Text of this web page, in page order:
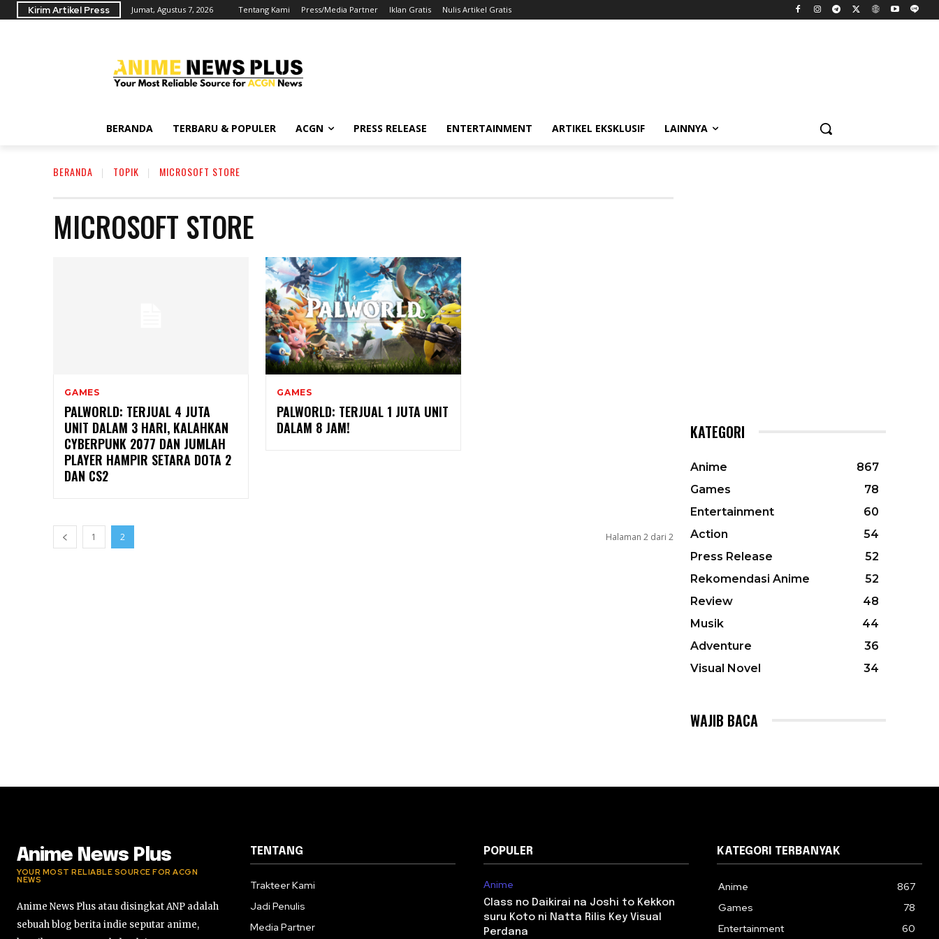
Kirim Artikel Press Jumat, Agustus 7, 2026 Tentang Kami Press/Media Partner Iklan Gratis Nulis Artikel Gratis
BERANDA TERBARU & POPULER ACGN PRESS RELEASE ENTERTAINMENT ARTIKEL EKSKLUSIF LAINNYA
BERANDA TOPIK MICROSOFT STORE
MICROSOFT STORE
GAMES
PALWORLD: TERJUAL 4 JUTA
UNIT DALAM 3 HARI, KALAHKAN
CYBERPUNK 2077 DAN JUMLAH
PLAYER HAMPIR SETARA DOTA 2
DAN CS2
GAMES
PALWORLD: TERJUAL 1 JUTA UNIT
DALAM 8 JAM!
1 2 Halaman 2 dari 2
KATEGORI
Anime
867
Games
78
Entertainment
60
Action
54
Press Release
52
Rekomendasi Anime
52
Review
48
Musik
44
Adventure
36
Visual Novel
34
WAJIB BACA
Anime News Plus
YOUR MOST RELIABLE SOURCE FOR ACGN
NEWS
Anime News Plus atau disingkat ANP adalah
sebuah blog berita indie seputar anime,
TENTANG
Trakteer Kami
Jadi Penulis
Media Partner
POPULER
Anime
Class no Daikirai na Joshi to Kekkon
suru Koto ni Natta Rilis Key Visual
Perdana
KATEGORI TERBANYAK
Anime
867
Games
78
Entertainment
60